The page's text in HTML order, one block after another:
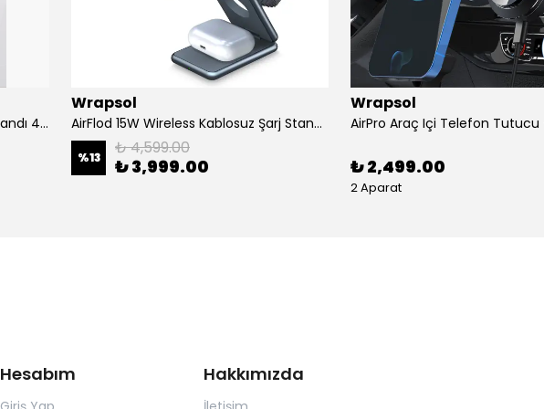
15W Hızlı Wireless Kablosuz Şarj Standı 4 in 1 Masaüstü İstasyon -iPhone-android-watch-airpods Uyumlu
Wrapsol
AirFlod 15W Wireless Kablosuz Şarj Standı Alüminyum Katlanabilir 3in1 iPhone-android-watch-airpods
%13 ₺ 4,599.00
₺ 3,999.00
Wrapsol
₺ 2,499.00
2 Aparat
Hesabım Hakkımızda